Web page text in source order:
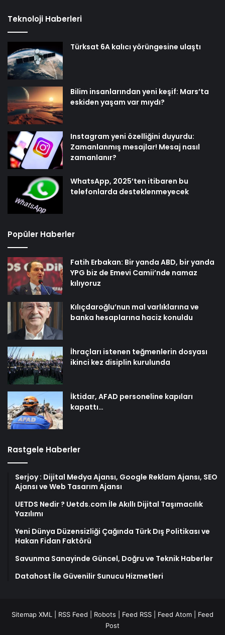
Teknoloji Haberleri
Türksat 6A kalıcı yörüngesine ulaştı
Bilim insanlarından yeni keşif: Mars’ta
eskiden yaşam var mıydı?
Instagram yeni özelliğini duyurdu:
Zamanlanmış mesajlar! Mesaj nasıl
zamanlanır?
WhatsApp, 2025’ten itibaren bu
telefonlarda desteklenmeyecek
Popüler Haberler
Fatih Erbakan: Bir yanda ABD, bir yanda
YPG biz de Emevi Camii’nde namaz
kılıyoruz
Kılıçdaroğlu’nun mal varlıklarına ve
banka hesaplarına haciz konuldu
İhraçları istenen teğmenlerin dosyası
ikinci kez disiplin kurulunda
İktidar, AFAD personeline kapıları
kapattı…
Rastgele Haberler
Serjoy : Dijital Medya Ajansı, Google Reklam Ajansı, SEO
Ajansı ve Web Tasarım Ajansı
UETDS Nedir ? Uetds.com İle Akıllı Dijital Taşımacılık
Yazılımı
Yeni Dünya Düzensizliği Çağında Türk Dış Politikası ve
Hakan Fidan Faktörü
Savunma Sanayinde Güncel, Doğru ve Teknik Haberler
Datahost İle Güvenilir Sunucu Hizmetleri
Sitemap XML RSS Feed Robots Feed RSS Feed Atom
Feed
Post